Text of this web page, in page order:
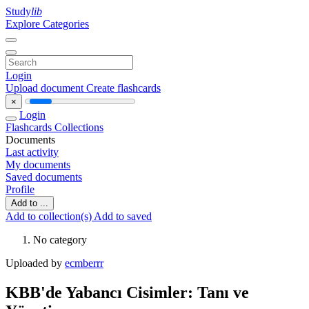
Studylib
Explore Categories
Login
Upload document Create flashcards
×
Login
Flashcards Collections
Documents
Last activity
My documents
Saved documents
Profile
Add to ...
Add to collection(s) Add to saved
No category
Uploaded by ecmberrr
KBB'de Yabancı Cisimler: Tanı ve